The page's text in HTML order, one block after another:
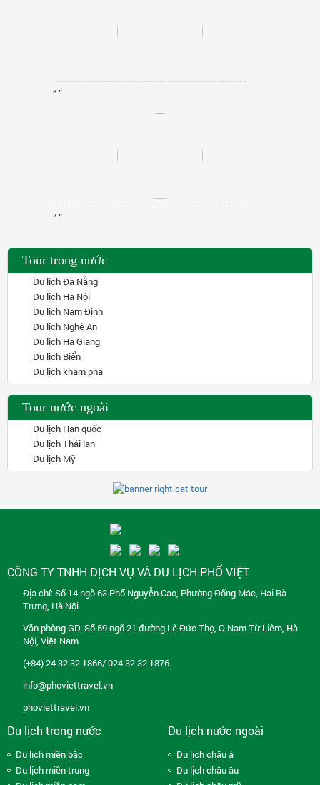
“ ”
“ ”
Tour trong nước
Du lịch Đà Nẵng
Du lịch Hà Nội
Du lịch Nam Định
Du lịch Nghệ An
Du lịch Hà Giang
Du lịch Biển
Du lịch khám phá
Tour nước ngoài
Du lịch Hàn quốc
Du lịch Thái lan
Du lịch Mỹ
CÔNG TY TNHH DỊCH VỤ VÀ DU LỊCH PHỐ VIỆT
Địa chỉ: Số 14 ngõ 63 Phố Nguyễn Cao, Phường Đống Mác, Hai Bà
Trưng, Hà Nội
Văn phòng GD: Số 59 ngõ 21 đường Lê Đức Thọ, Q Nam Từ Liêm, Hà
Nội, Việt Nam
(+84) 24 32 32 1866/ 024 32 32 1876.
info@phoviettravel.vn
phoviettravel.vn
Du lịch trong nước
Du lịch miền bắc
Du lịch miền trung
Du lịch nước ngoài
Du lịch châu á
Du lịch châu âu